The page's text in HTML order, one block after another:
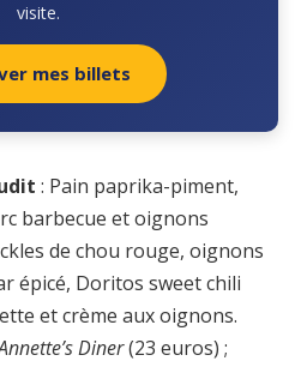
visite.
mes billets
: Pain paprika-piment,
barbecue et oignons
de chou rouge, oignons
épicé, Doritos sweet chili
et crème aux oignons.
Diner(23 euros) ;